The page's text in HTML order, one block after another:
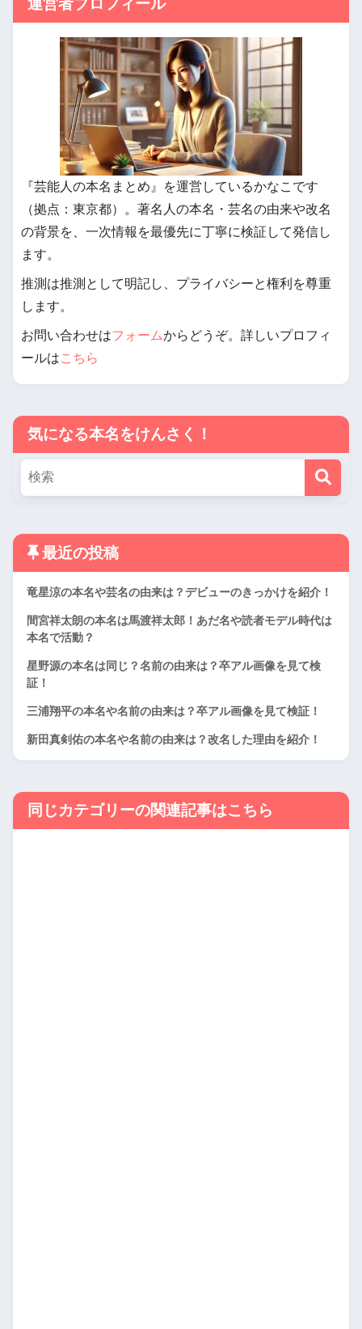
運営者プロフィール
『芸能人の本名まとめ』を運営しているかなこです
（拠点：東京都）。著名人の本名・芸名の由来や改名
の背景を、一次情報を最優先に丁寧に検証して発信し
ます。
推測は推測として明記し、プライバシーと権利を尊重
します。
お問い合わせはフォームからどうぞ。詳しいプロフィ
ールはこちら
気になる本名をけんさく！
最近の投稿
竜星涼の本名や芸名の由来は？デビューのきっかけを紹介！
間宮祥太朗の本名は馬渡祥太郎！あだ名や読者モデル時代は
本名で活動？
星野源の本名は同じ？名前の由来は？卒アル画像を見て検
証！
三浦翔平の本名や名前の由来は？卒アル画像を見て検証！
新田真剣佑の本名や名前の由来は？改名した理由を紹介！
同じカテゴリーの関連記事はこちら